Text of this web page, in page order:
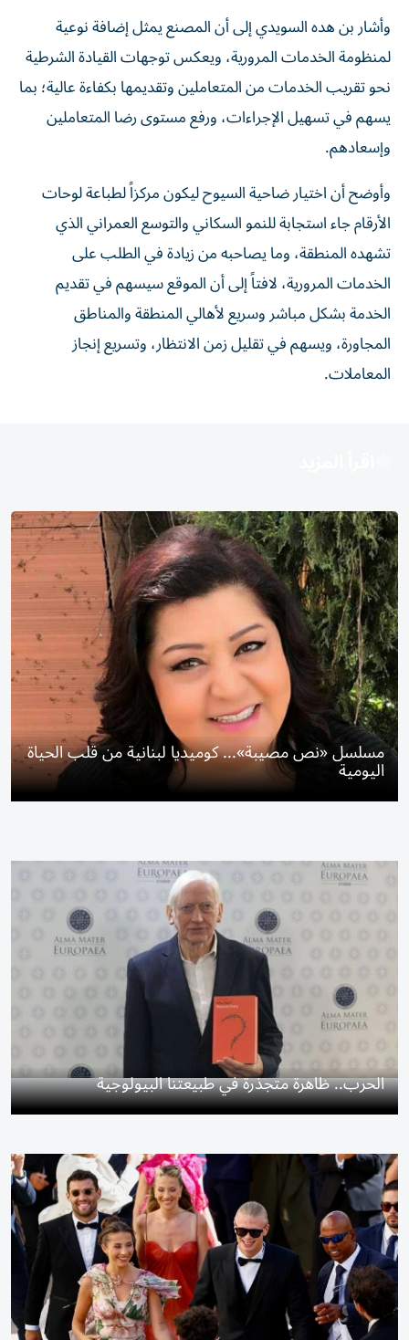
وأشار بن هده السويدي إلى أن المصنع يمثل إضافة نوعية
لمنظومة الخدمات المرورية، ويعكس توجهات القيادة الشرطية
نحو تقريب الخدمات من المتعاملين وتقديمها بكفاءة عالية؛ بما
يسهم في تسهيل الإجراءات، ورفع مستوى رضا المتعاملين
وإسعادهم.
وأوضح أن اختيار ضاحية السيوح ليكون مركزاً لطباعة لوحات
الأرقام جاء استجابة للنمو السكاني والتوسع العمراني الذي
تشهده المنطقة، وما يصاحبه من زيادة في الطلب على
الخدمات المرورية، لافتاً إلى أن الموقع سيسهم في تقديم
الخدمة بشكل مباشر وسريع لأهالي المنطقة والمناطق
المجاورة، ويسهم في تقليل زمن الانتظار، وتسريع إنجاز
المعاملات.
مسلسل «نص مصيبة»... كوميديا لبنانية من قلب الحياة
اليومية
الحرب.. ظاهرة متجذرة في طبيعتنا البيولوجية